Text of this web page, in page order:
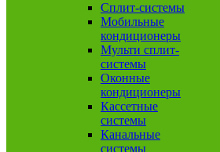
Сплит-системы
Мобильные
кондиционеры
Мульти сплит-
системы
Оконные
кондиционеры
Кассетные
системы
Канальные
системы